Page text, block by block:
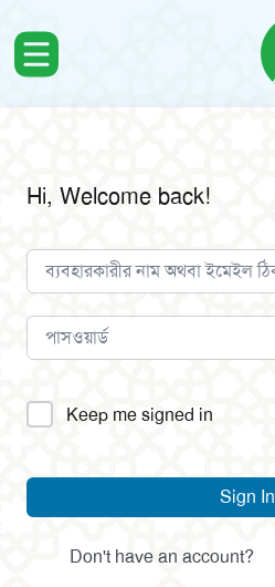
Hi, Welcome back!
Alternative:
Keep me signed in
Sign In
Don't have an account?